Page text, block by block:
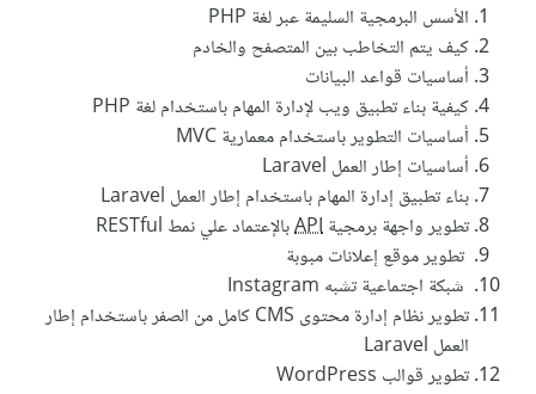
الأسس البرمجية السليمة عبر لغة PHP
كيف يتم التخاطب بين المتصفح والخادم
أساسيات قواعد البيانات
كيفية بناء تطبيق ويب لإدارة المهام باستخدام لغة PHP
أساسيات التطوير باستخدام معمارية MVC
أساسيات إطار العمل Laravel
بناء تطبيق إدارة المهام باستخدام إطار العمل Laravel
تطوير واجهة برمجيةAPIبالإعتماد علي نمط RESTful
تطوير موقع إعلانات مبوبة
شبكة اجتماعية تشبه Instagram
تطوير نظام إدارة محتوى CMS كامل من الصفر باستخدام إطار
العمل Laravel
تطوير قوالب WordPress